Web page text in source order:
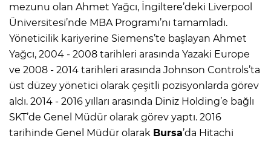
mezunu olan Ahmet Yağcı, İngiltere’deki Liverpool
Üniversitesi’nde MBA Programı’nı tamamladı.
Yöneticilik kariyerine Siemens’te başlayan Ahmet
Yağcı, 2004 - 2008 tarihleri arasında Yazaki Europe
ve 2008 - 2014 tarihleri arasında Johnson Controls’ta
üst düzey yönetici olarak çeşitli pozisyonlarda görev
aldı. 2014 - 2016 yılları arasında Diniz Holding’e bağlı
SKT’de Genel Müdür olarak görev yaptı. 2016
tarihinde Genel Müdür olarak Bursa’da Hitachi